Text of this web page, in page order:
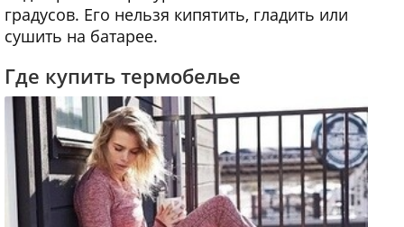
градусов. Его нельзя кипятить, гладить или
сушить на батарее.
Где купить термобелье